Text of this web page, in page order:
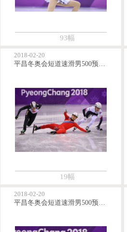
93幅
2018-02-20
平昌冬奥会短道速滑男500预赛 朝鲜选手郑光范摔倒无成绩
19幅
2018-02-20
平昌冬奥会短道速滑男500预赛 武大靖创冬奥会纪录晋级